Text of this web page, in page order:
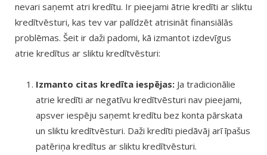
nevari saņemt atri kredītu. Ir pieejami ātrie kredīti ar sliktu
kredītvēsturi, kas tev var palīdzēt atrisināt finansiālās
problēmas. Šeit ir daži padomi, kā izmantot izdevīgus
atrie kredītus ar sliktu kredītvēsturi:
Izmanto citas kredīta iespējas: Ja tradicionālie
atrie kredīti ar negatīvu kredītvēsturi nav pieejami,
apsver iespēju saņemt kredītu bez konta pārskata
un sliktu kredītvēsturi. Daži kredīti piedāvāj arī īpašus
patēriņa kredītus ar sliktu kredītvēsturi.